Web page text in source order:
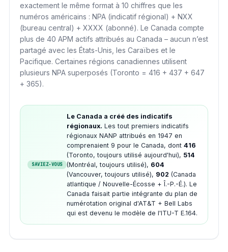
exactement le même format à 10 chiffres que les
numéros américains : NPA (indicatif régional) + NXX
(bureau central) + XXXX (abonné). Le Canada compte
plus de 40 APM actifs attribués au Canada – aucun n’est
partagé avec les États-Unis, les Caraïbes et le
Pacifique. Certaines régions canadiennes utilisent
plusieurs NPA superposés (Toronto = 416 + 437 + 647
+ 365).
SAVIEZ-VOUS
Le Canada a créé des indicatifs
régionaux. Les tout premiers indicatifs
régionaux NANP attribués en 1947 en
comprenaient 9 pour le Canada, dont 416
(Toronto, toujours utilisé aujourd'hui), 514
(Montréal, toujours utilisé), 604
(Vancouver, toujours utilisé), 902 (Canada
atlantique / Nouvelle-Écosse + Î.-P.-É.). Le
Canada faisait partie intégrante du plan de
numérotation original d'AT&T + Bell Labs
qui est devenu le modèle de l'ITU-T E.164.